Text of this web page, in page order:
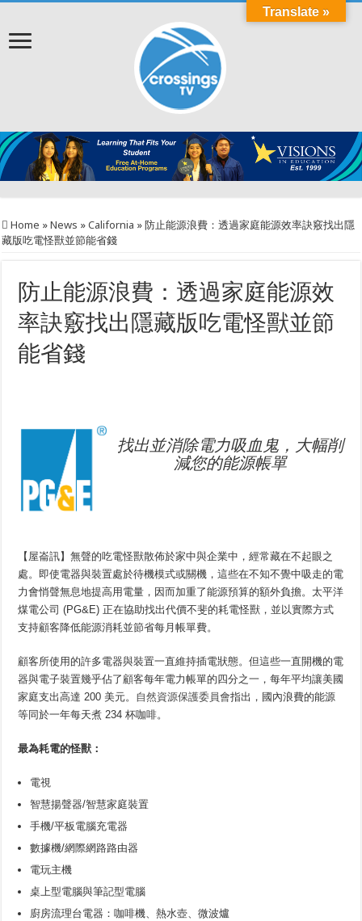
Home »News »California »防止能源浪費：透過家庭能源效率訣竅找出隱
藏版吃電怪獸並節能省錢
防止能源浪費：透過家庭能源效
率訣竅找出隱藏版吃電怪獸並節
能省錢
找出並消除電力吸血鬼，大幅削
減您的能源帳單
【屋崙訊】無聲的吃電怪獸散佈於家中與企業中，經常藏在不起眼之
處。即使電器與裝置處於待機模式或關機，這些在不知不覺中吸走的電
力會悄聲無息地提高用電量，因而加重了能源預算的額外負擔。太平洋
煤電公司 (PG&E) 正在協助找出代價不斐的耗電怪獸，並以實際方式
支持顧客降低能源消耗並節省每月帳單費。
顧客所使用的許多電器與裝置一直維持插電狀態。但這些一直開機的電
器與電子裝置幾乎佔了顧客每年電力帳單的四分之一，每年平均讓美國
家庭支出高達 200 美元。 自然資源保護委員會指出，國內浪費的能源
等同於一年每天煮 234 杯咖啡。
最為耗電的怪獸：
電視
智慧揚聲器/智慧家庭裝置
手機/平板電腦充電器
數據機/網際網路路由器
電玩主機
桌上型電腦與筆記型電腦
廚房流理台電器：咖啡機、熱水壺、微波爐
Translate »